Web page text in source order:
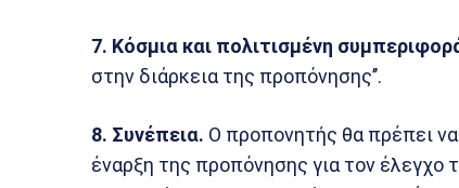
7. Κόσμια και πολιτισμένη
στην διάρκεια της προπόνησης’’.
8. Συνέπεια. Ο προπονητής θα πρέπει
έναρξη της προπόνησης για τον